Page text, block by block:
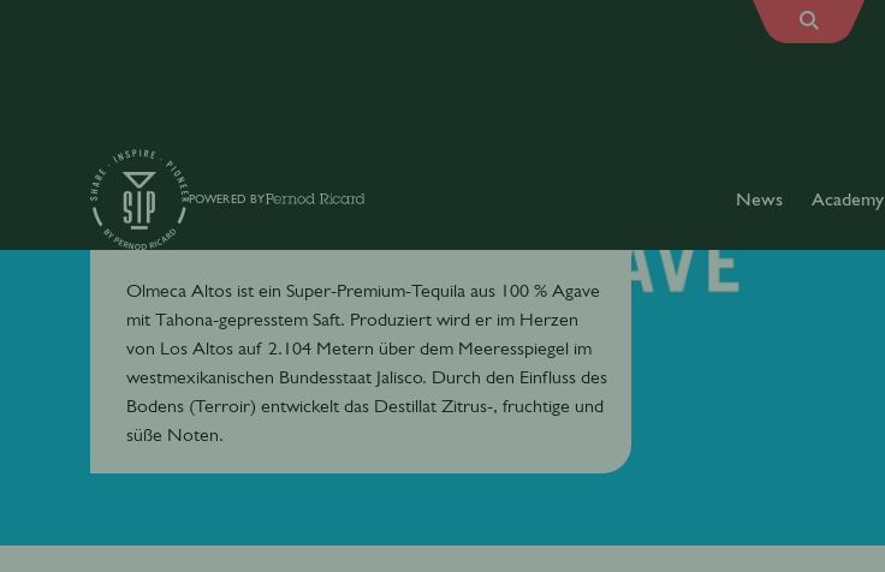
POWERED BY News Academy
Altos
Olmeca Altos ist ein Super-Premium-Tequila aus 100 % Agave
mit Tahona-gepresstem Saft. Produziert wird er im Herzen
von Los Altos auf 2.104 Metern über dem Meeresspiegel im
westmexikanischen Bundesstaat Jalisco. Durch den Einfluss des
Bodens (Terroir) entwickelt das Destillat Zitrus-, fruchtige und
süße Noten.